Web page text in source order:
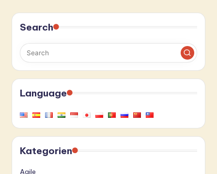
Search
Language
Kategorien
Agile